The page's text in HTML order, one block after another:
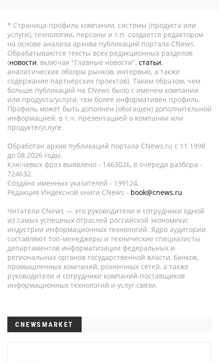
* Страница-профиль компании, системы (продукта или
услуги), технологии, персоны и т.п. создается редактором
на основе анализа архива публикаций портала CNews.
Обрабатываются тексты всех редакционных разделов
(новости, включая "Главные новости", статьи,
аналитические обзоры рынков, интервью, а также
содержание партнёрских проектов). Таким образом, чем
больше публикаций на CNews было с именем компании
или продукта/услуги, тем более информативен профиль.
Профиль может быть дополнен (обогащен) дополнительной
информацией, в т.ч. презентацией о компании или
продукте/услуге.
Обработан архив публикаций портала CNews.ru c 11.1998
до 08.2026 годы.
Ключевых фраз выявлено - 1463026, в очереди разбора -
724632.
Создано именных указателей - 199124.
Редакция Индексной книги CNews - book@cnews.ru
Читатели CNews — это руководители и сотрудники одной
из самых успешных отраслей российской экономики:
индустрии информационных технологий. Ядро аудитории
составляют топ-менеджеры и технические специалисты
департаментов информатизации федеральных и
региональных органов государственной власти, банков,
промышленных компаний, розничных сетей, а также
руководители и сотрудники компаний-поставщиков
информационных технологий и услуг связи.
CNEWSMARKET